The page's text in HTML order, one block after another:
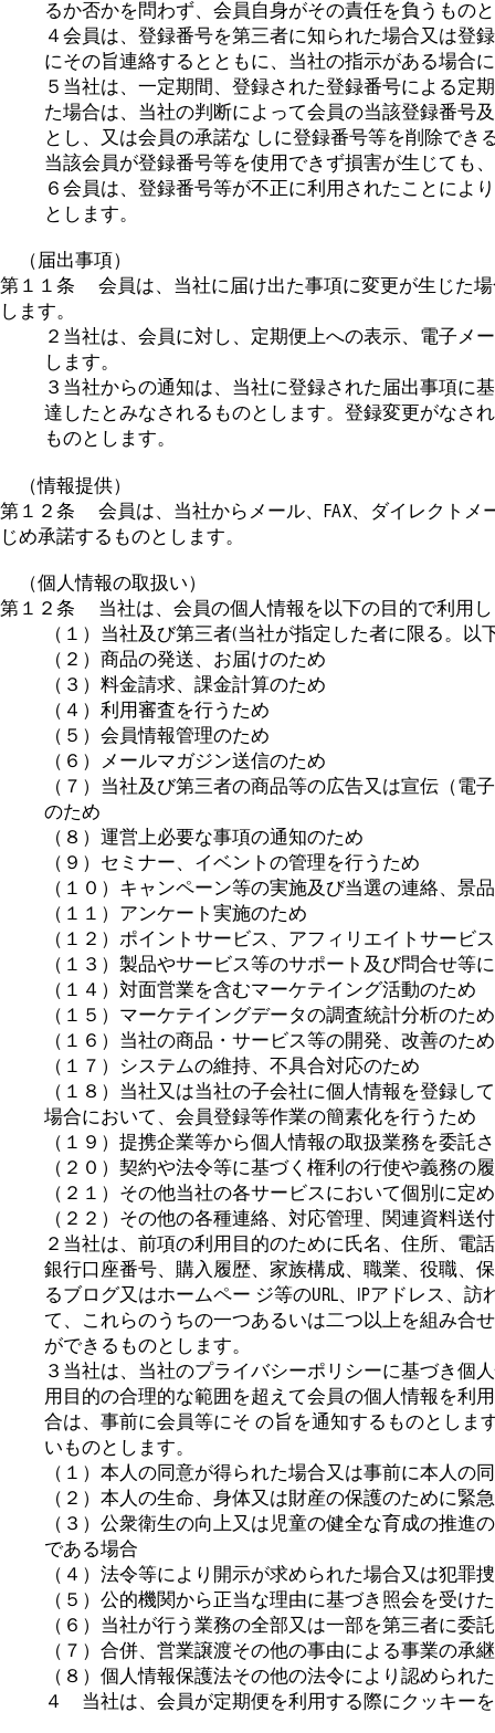
るか否かを問わず、会員自身がその責任を負うもの
４会員は、登録番号を第三者に知られた場合又は登
にその旨連絡するとともに、当社の指示がある場合
５当社は、一定期間、登録された登録番号による定
た場合は、当社の判断によって会員の当該登録番号
とし、又は会員の承諾な しに登録番号等を削除で
当該会員が登録番号等を使用できず損害が生じても
６会員は、登録番号等が不正に利用されたことによ
とします。
（届出事項）
第１１条 会員は、当社に届け出た事項に変更が生じた
します。
２当社は、会員に対し、定期便上への表示、電子メ
します。
３当社からの通知は、当社に登録された届出事項に
達したとみなされるものとします。登録変更がなさ
ものとします。
（情報提供）
第１２条 会員は、当社からメール、FAX、ダイレクトメ
じめ承諾するものとします。
（個人情報の取扱い）
第１２条 当社は、会員の個人情報を以下の目的で利用
（１）当社及び第三者(当社が指定した者に限る。
（２）商品の発送、お届けのため
（３）料金請求、課金計算のため
（４）利用審査を行うため
（５）会員情報管理のため
（６）メールマガジン送信のため
（７）当社及び第三者の商品等の広告又は宣伝（
のため
（８）運営上必要な事項の通知のため
（９）セミナー、イベントの管理を行うため
（１０）キャンペーン等の実施及び当選の連絡、景
（１１）アンケート実施のため
（１２）ポイントサービス、アフィリエイトサービ
（１３）製品やサービス等のサポート及び問合せ等
（１４）対面営業を含むマーケテイング活動のため
（１５）マーケテイングデータの調査統計分析のため
（１６）当社の商品・サービス等の開発、改善のため
（１７）システムの維持、不具合対応のため
（１８）当社又は当社の子会社に個人情報を登録
場合において、会員登録等作業の簡素化を行うため
（１９）提携企業等から個人情報の取扱業務を委
（２０）契約や法令等に基づく権利の行使や義務の
（２１）その他当社の各サービスにおいて個別に定
（２２）その他の各種連絡、対応管理、関連資料送
２当社は、前項の利用目的のために氏名、住所、電
銀行口座番号、購入履歴、家族構成、職業、役職、
るブログ又はホームペー ジ等のURL、IPアドレス、
て、これらのうちの一つあるいは二つ以上を組み合
ができるものとします。
３当社は、当社のプライバシーポリシーに基づき個
用目的の合理的な範囲を超えて会員の個人情報を利
合は、事前に会員等にそ の旨を通知するものとしま
いものとします。
（１）本人の同意が得られた場合又は事前に本人の
（２）本人の生命、身体又は財産の保護のために緊
（３）公衆衛生の向上又は児童の健全な育成の推
である場合
（４）法令等により開示が求められた場合又は犯罪
（５）公的機関から正当な理由に基づき照会を受け
（６）当社が行う業務の全部又は一部を第三者に委
（７）合併、営業譲渡その他の事由による事業の
（８）個人情報保護法その他の法令により認められ
４ 当社は、会員が定期便を利用する際にクッキー